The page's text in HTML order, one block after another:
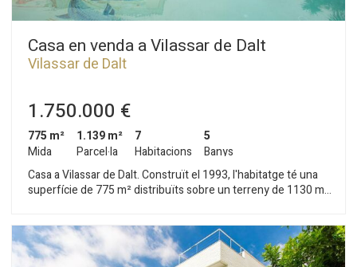
Casa en venda a Vilassar de Dalt
Vilassar de Dalt
1.750.000 €
775 m²
Mida
1.139 m²
Parcel·la
7
Habitacions
5
Banys
Casa a Vilassar de Dalt. Construït el 1993, l'habitatge té una
superfície de 775 m² distribuïts sobre un terreny de 1130 m².
distingit vestíbul amb una escala elegant. A la planta principal,
hi trobem un saló-menjador dividit per un petit desnivell que